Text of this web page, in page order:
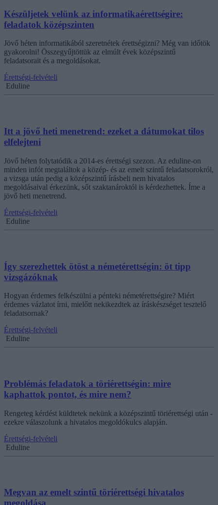
Készüljetek velünk az informatikaérettségire:
feladatok középszinten
Jövő héten informatikából szeretnétek érettségizni? Még van időtök
gyakorolni! Összegyűjtöttük az elmúlt évek középszintű
feladatsorait és a megoldásokat.
Érettségi-felvételi
Eduline
Itt a jövő heti menetrend: ezeket a dátumokat tilos
elfelejteni
Jövő héten folytatódik a 2014-es érettségi szezon. Az eduline-on
minden infót megtaláltok a közép- és az emelt szintű feladatsorokról,
a vizsga után pedig a középszintű írásbeli nem hivatalos
megoldásaival érkezünk, sőt szaktanároktól is kérdezhettek. Íme a
jövő heti menetrend.
Érettségi-felvételi
Eduline
Így szerezhettek ötöst a németérettségin: öt tipp
vizsgázóknak
Hogyan érdemes felkészülni a pénteki németérettségire? Miért
érdemes vázlatot írni, mielőtt nekikezdtek az íráskészséget tesztelő
feladatsornak?
Érettségi-felvételi
Eduline
Problémás feladatok a töriérettségin: mire
kaphattok pontot, és mire nem?
Rengeteg kérdést küldtetek nekünk a középszintű töriérettségi után -
ezekre válaszolunk a hivatalos megoldókulcs alapján.
Érettségi-felvételi
Eduline
Megvan az emelt szintű töriérettségi hivatalos